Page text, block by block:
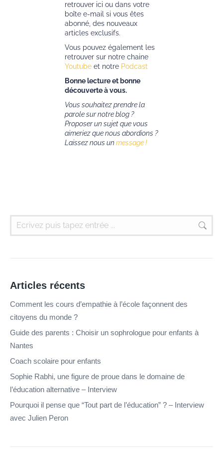
retrouver ici ou dans votre
boîte e-mail si vous êtes
abonné, des nouveaux
articles exclusifs.
Vous pouvez également les
retrouver sur notre chaine
Youtube et notre Podcast
Bonne lecture et bonne
découverte à vous.
Vous souhaitez prendre la
parole sur notre blog ?
Proposer un sujet que vous
aimeriez que nous abordions ?
Laissez nous un message !
Articles récents
Comment les cours d’empathie à l’école façonnent des
citoyens du monde ?
Guide des parents : Choisir un sophrologue pour enfants à
Nantes
Coach scolaire pour enfants
Sophie Rabhi, une figure de proue dans le domaine de
l’éducation alternative – Interview
Pourquoi il pense que “Tout part de l’éducation” ? – Interview
avec Julien Peron